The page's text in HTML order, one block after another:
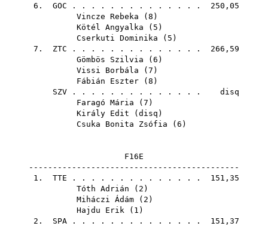
6. GOC . . . . . . . . . . . . . . 250,05
Vincze Rebeka ( 8 )
Kötél Angyalka ( 5 )
Cserkuti Dominika ( 5 )
7. ZTC . . . . . . . . . . . . . . 266,59
Gömbös Szilvia ( 6 )
Vissi Borbála ( 7 )
Fábián Eszter ( 8 )
SZV . . . . . . . . . . . . . . disq
Faragó Mária ( 7 )
Király Edit ( disq )
Csuka Bonita Zsófia ( 6 )
F16E
--------------------------------------------
1. TTE . . . . . . . . . . . . . . 151,35
Tóth Adrián ( 2 )
Miháczi Ádám ( 2 )
Hajdu Erik ( 1 )
2. SPA . . . . . . . . . . . . . . 151,37